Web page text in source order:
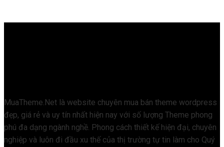
MuaTheme.Net là website chuyên mua bán theme wordpress
đẹp, giá rẻ và uy tín nhất hiện nay với số lượng Theme phong
phú đa dạng ngành nghề. Phong cách thiết kế hiện đại, chuyên
nghiệp và luôn đi đầu xu thế của thị trường tự tin làm cho Quý